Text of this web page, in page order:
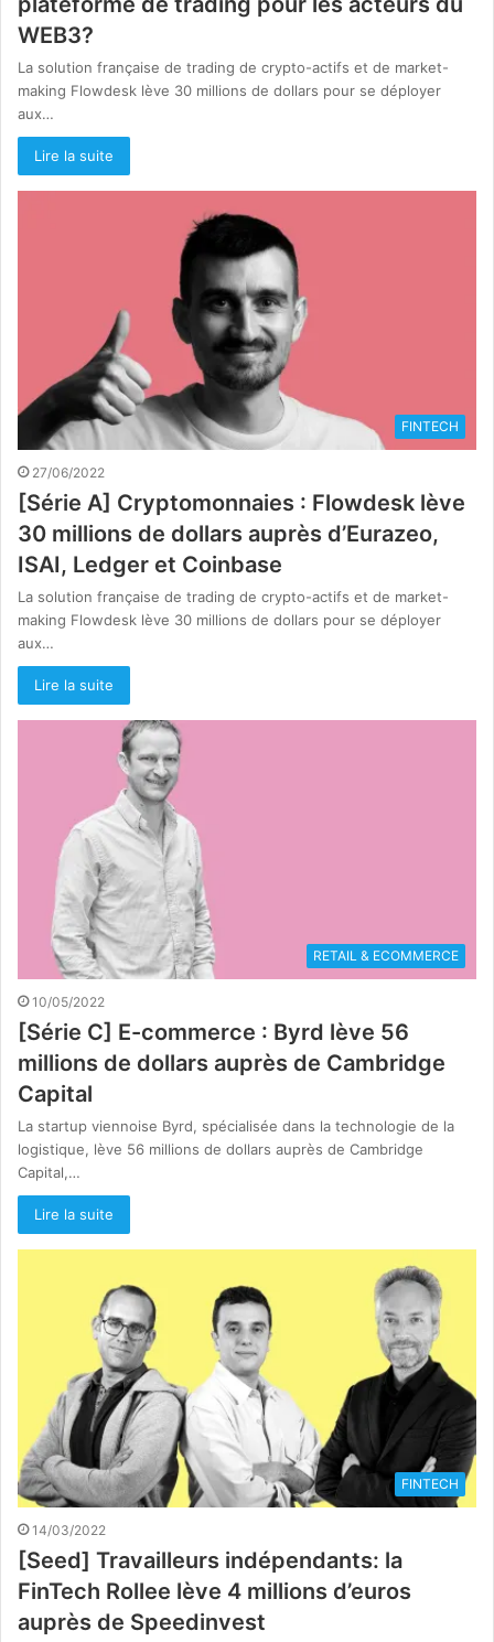
WEB3?
La solution française de trading de crypto-actifs et de market-
making Flowdesk lève 30 millions de dollars pour se déployer
aux…
Lire la suite
FINTECH
27/06/2022
[Série A] Cryptomonnaies : Flowdesk lève
30 millions de dollars auprès d’Eurazeo,
ISAI, Ledger et Coinbase
La solution française de trading de crypto-actifs et de market-
making Flowdesk lève 30 millions de dollars pour se déployer
aux…
Lire la suite
RETAIL & ECOMMERCE
10/05/2022
[Série C] E-commerce : Byrd lève 56
millions de dollars auprès de Cambridge
Capital
La startup viennoise Byrd, spécialisée dans la technologie de la
logistique, lève 56 millions de dollars auprès de Cambridge
Capital,…
Lire la suite
FINTECH
14/03/2022
[Seed] Travailleurs indépendants: la
FinTech Rollee lève 4 millions d’euros
auprès de Speedinvest